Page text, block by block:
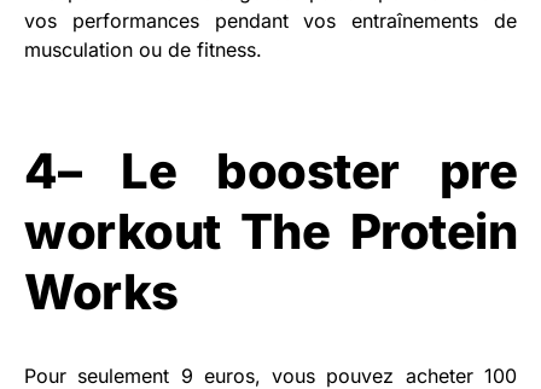
vos performances pendant vos entraînements de
musculation ou de fitness.
4– Le booster pre
workout The Protein
Works
Pour seulement 9 euros, vous pouvez acheter 100